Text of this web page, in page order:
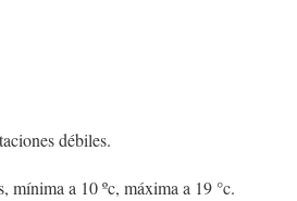
débiles.
mínima a 10 ºc, máxima a 19 °c.